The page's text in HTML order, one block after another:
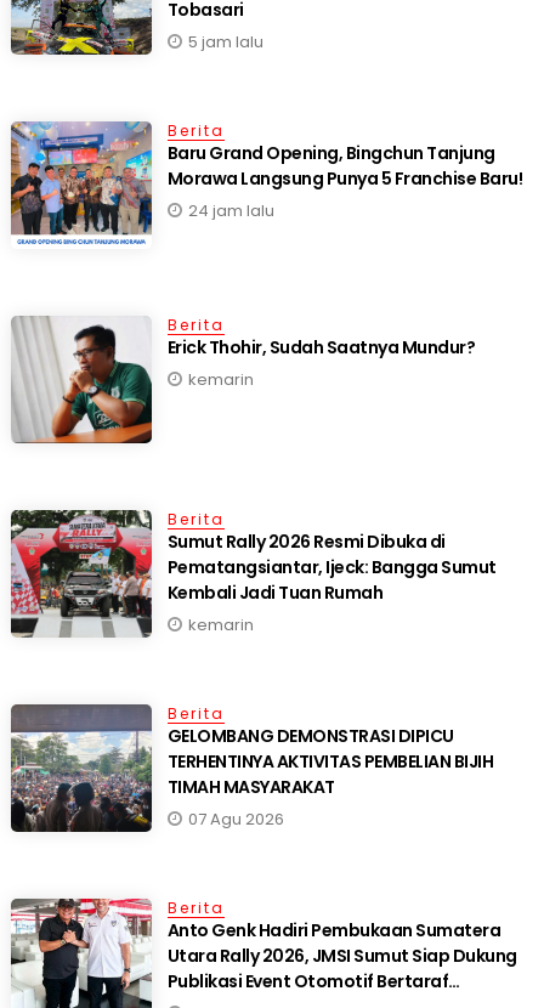
Tobasari
5 jam lalu
Berita
‎Baru Grand Opening, Bingchun Tanjung
24 jam lalu
Berita
Erick Thohir, Sudah Saatnya Mundur?
kemarin
Berita
Sumut Rally 2026 Resmi Dibuka di
Pematangsiantar, Ijeck: Bangga Sumut
Kembali Jadi Tuan Rumah
kemarin
Berita
GELOMBANG DEMONSTRASI DIPICU
TERHENTINYA AKTIVITAS PEMBELIAN BIJIH
TIMAH MASYARAKAT
07 Agu 2026
Berita
Anto Genk Hadiri Pembukaan Sumatera
Utara Rally 2026, JMSI Sumut Siap Dukung
Publikasi Event Otomotif Bertaraf